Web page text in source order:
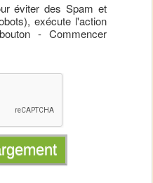
éviter des Spam et
exécute l'action
- Commencer